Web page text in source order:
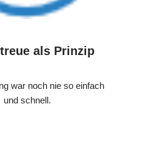
als Prinzip
war noch nie so einfach
und schnell.